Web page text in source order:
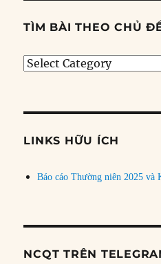
TÌM BÀI THEO CHỦ
Tìm
đề
LINKS HỮU ÍCH
Báo cáo Thường niên 2025 và
NCQT TRÊN